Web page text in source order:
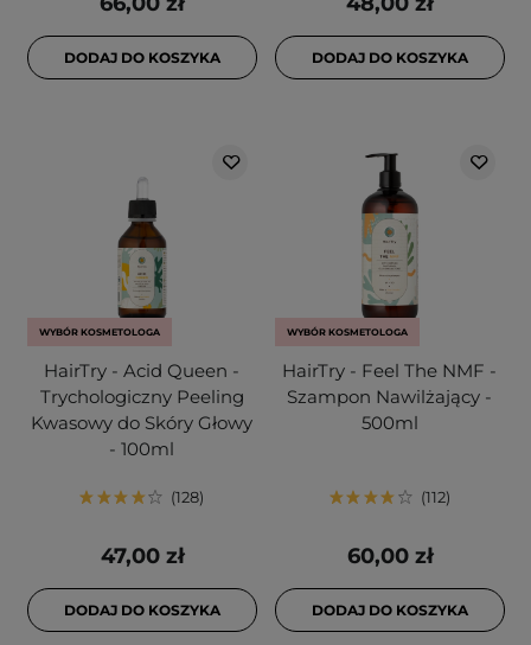
DODAJ DO KOSZYKA DODAJ DO KOSZYKA
WYBÓR KOSMETOLOGA
HairTry - Acid Queen -
Trychologiczny Peeling
Kwasowy do Skóry Głowy
- 100ml
128
47,00 zł
DODAJ DO KOSZYKA
WYBÓR KOSMETOLOGA
HairTry - Feel The NMF -
Szampon Nawilżający -
500ml
112
60,00 zł
DODAJ DO KOSZYKA